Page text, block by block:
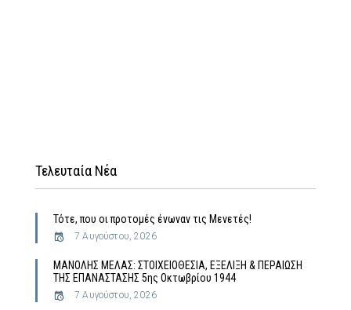
Τελευταία Νέα
Τότε, που οι προτομές ένωναν τις Μενετές!
7 Αυγούστου, 2026
MΑΝΟΛΗΣ ΜΕΛΑΣ: ΣΤΟΙΧΕΙΟΘΕΣΙΑ, ΕΞΕΛΙΞΗ & ΠΕΡΑΙΩΣΗ
ΤΗΣ ΕΠΑΝΑΣΤΑΣΗΣ 5ης Οκτωβρίου 1944
7 Αυγούστου, 2026